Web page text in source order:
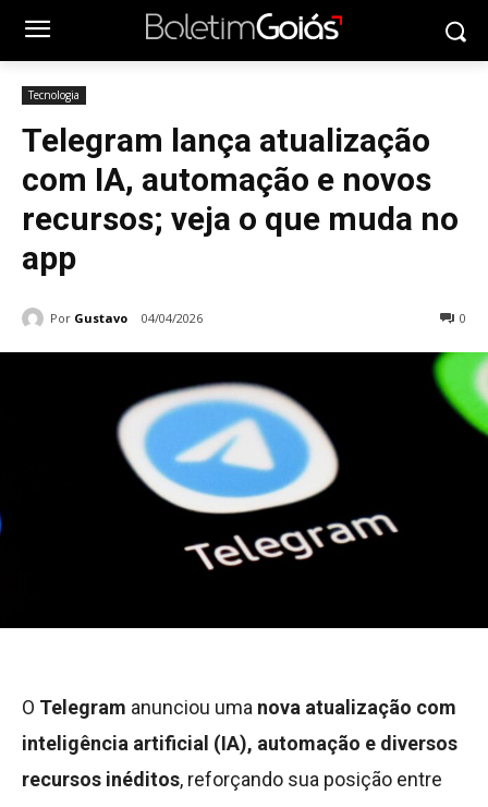
Tecnologia
Telegram lança atualização
com IA, automação e novos
recursos; veja o que muda no
app
Por Gustavo 04/04/2026 0
O Telegram anunciou uma nova atualização com
inteligência artificial (IA), automação e diversos
recursos inéditos, reforçando sua posição entre